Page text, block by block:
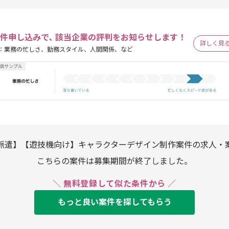
申し込みで､ 該当企業の評判をお知らせします！
業務の忙しさ、勤務スタイル、人間関係、など
詳しく見
遣】【遊技機向け】キャラクターデザイン制作案件の求人・
こちらの案件は募集期間が終了しました。
＼ 無料登録して似た条件から ／
もっと良い案件を探してもらう